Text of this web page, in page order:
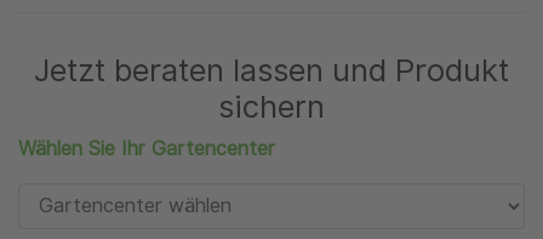
Jetzt beraten lassen und Produkt
sichern
Wählen Sie Ihr Gartencenter